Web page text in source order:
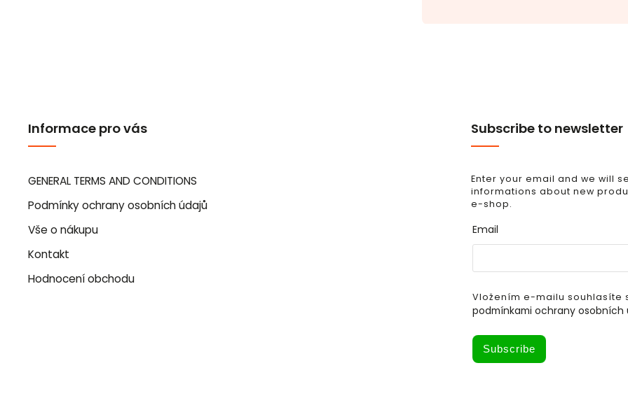
Informace pro vás
GENERAL TERMS AND CONDITIONS
Podmínky ochrany osobních údajů
Vše o nákupu
Kontakt
Hodnocení obchodu
Subscribe to newsletter
Enter your email and we will
informations about new
e-shop.
Email
Vložením e-mailu souhlasíte
podmínkami ochrany osobních
Subscribe